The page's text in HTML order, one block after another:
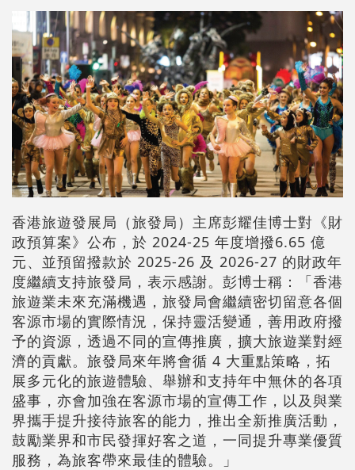
香港旅遊發展局（旅發局）主席彭耀佳博士對《財
政預算案》公布，於 2024-25 年度增撥6.65 億
元、並預留撥款於 2025-26 及 2026-27 的財政年
度繼續支持旅發局，表示感謝。彭博士稱：「香港
旅遊業未來充滿機遇，旅發局會繼續密切留意各個
客源市場的實際情況，保持靈活變通，善用政府撥
予的資源，透過不同的宣傳推廣，擴大旅遊業對經
濟的貢獻。旅發局來年將會循 4 大重點策略，拓
展多元化的旅遊體驗、舉辦和支持年中無休的各項
盛事，亦會加強在客源市場的宣傳工作，以及與業
界攜手提升接待旅客的能力，推出全新推廣活動，
鼓勵業界和市民發揮好客之道，一同提升專業優質
服務，為旅客帶來最佳的體驗。」